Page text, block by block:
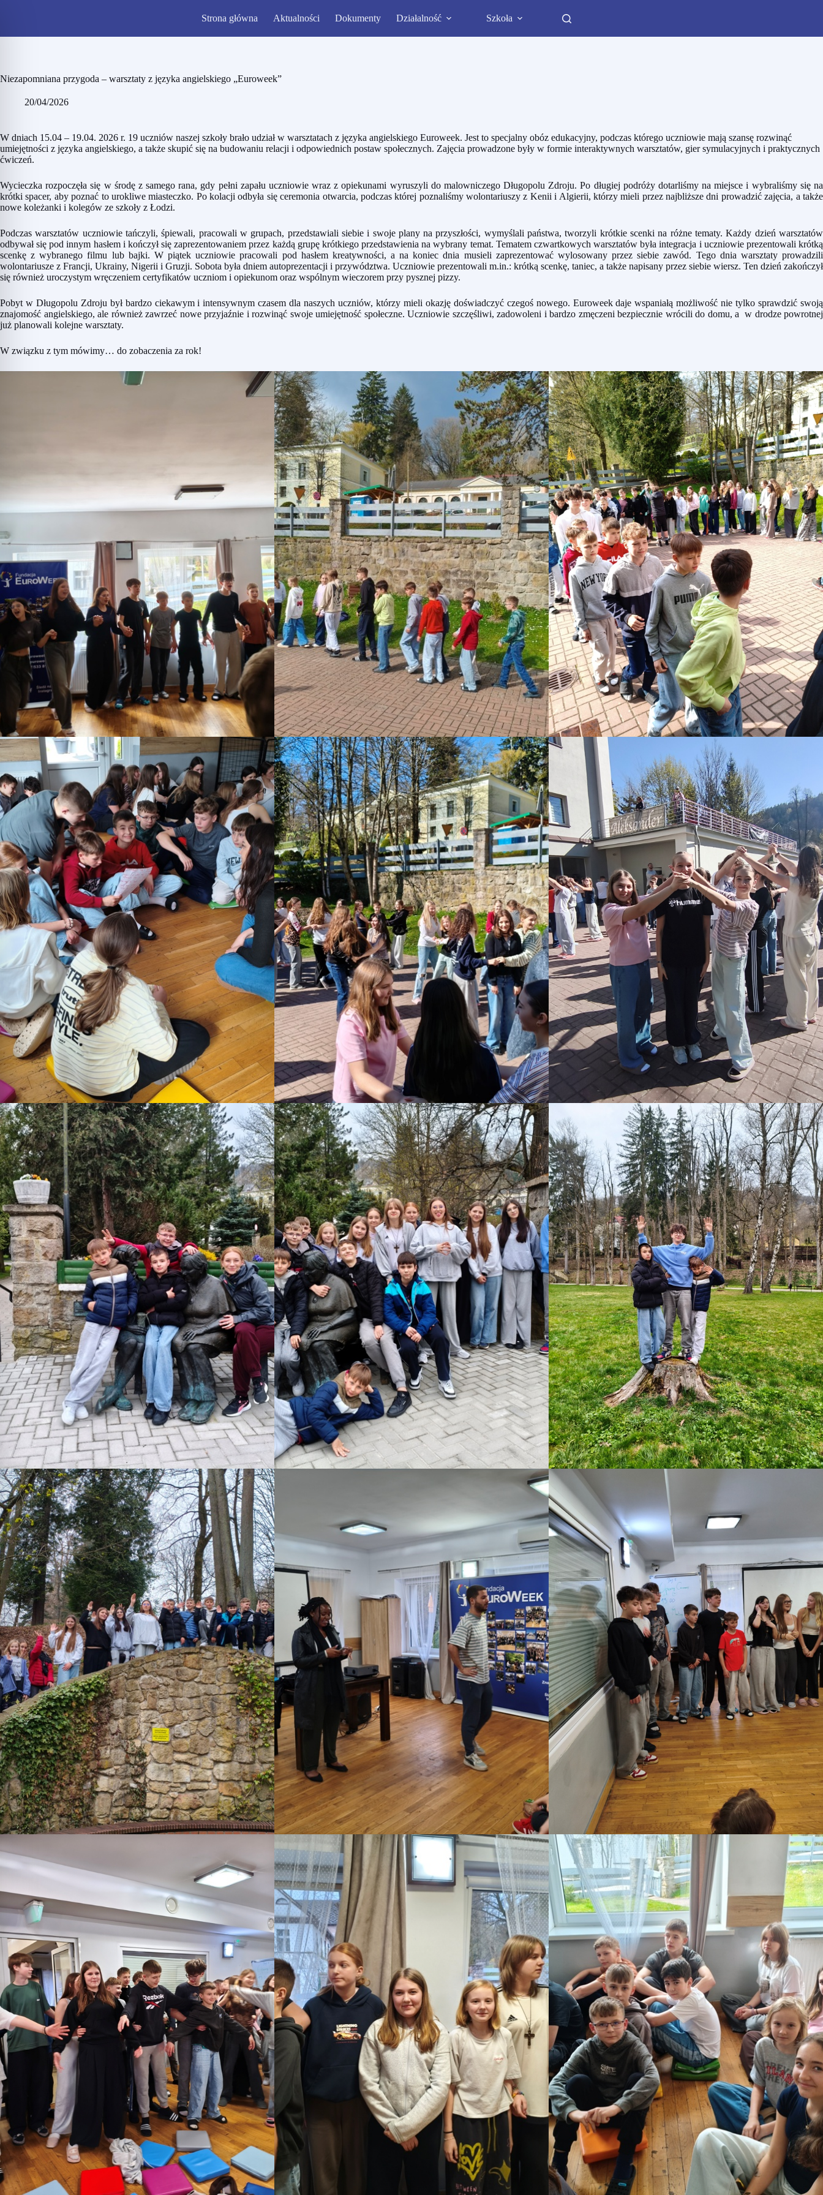
Strona główna Aktualności Dokumenty Działalność Szkoła
Niezapomniana przygoda – warsztaty z języka angielskiego „Euroweek”
20/04/2026
W dniach 15.04 – 19.04. 2026 r. 19 uczniów naszej szkoły brało udział w warsztatach z języka angielskiego Euroweek. Jest to specjalny obóz edukacyjny, podczas którego uczniowie mają szansę rozwinąć
umiejętności z języka angielskiego, a także skupić się na budowaniu relacji i odpowiednich postaw społecznych. Zajęcia prowadzone były w formie interaktywnych warsztatów, gier symulacyjnych i praktycznych
ćwiczeń.
Wycieczka rozpoczęła się w środę z samego rana, gdy pełni zapału uczniowie wraz z opiekunami wyruszyli do malowniczego Długopolu Zdroju. Po długiej podróży dotarliśmy na miejsce i wybraliśmy się na
krótki spacer, aby poznać to urokliwe miasteczko. Po kolacji odbyła się ceremonia otwarcia, podczas której poznaliśmy wolontariuszy z Kenii i Algierii, którzy mieli przez najbliższe dni prowadzić zajęcia, a także
nowe koleżanki i kolegów ze szkoły z Łodzi.
Podczas warsztatów uczniowie tańczyli, śpiewali, pracowali w grupach, przedstawiali siebie i swoje plany na przyszłości, wymyślali państwa, tworzyli krótkie scenki na różne tematy. Każdy dzień warsztatów
odbywał się pod innym hasłem i kończył się zaprezentowaniem przez każdą grupę krótkiego przedstawienia na wybrany temat. Tematem czwartkowych warsztatów była integracja i uczniowie prezentowali krótką
scenkę z wybranego filmu lub bajki. W piątek uczniowie pracowali pod hasłem kreatywności, a na koniec dnia musieli zaprezentować wylosowany przez siebie zawód. Tego dnia warsztaty prowadzili
wolontariusze z Francji, Ukrainy, Nigerii i Gruzji. Sobota była dniem autoprezentacji i przywództwa. Uczniowie prezentowali m.in.: krótką scenkę, taniec, a także napisany przez siebie wiersz. Ten dzień zakończył
się również uroczystym wręczeniem certyfikatów uczniom i opiekunom oraz wspólnym wieczorem przy pysznej pizzy.
Pobyt w Długopolu Zdroju był bardzo ciekawym i intensywnym czasem dla naszych uczniów, którzy mieli okazję doświadczyć czegoś nowego. Euroweek daje wspaniałą możliwość nie tylko sprawdzić swoją
znajomość angielskiego, ale również zawrzeć nowe przyjaźnie i rozwinąć swoje umiejętność społeczne. Uczniowie szczęśliwi, zadowoleni i bardzo zmęczeni bezpiecznie wrócili do domu, a w drodze powrotnej
już planowali kolejne warsztaty.
W związku z tym mówimy… do zobaczenia za rok!